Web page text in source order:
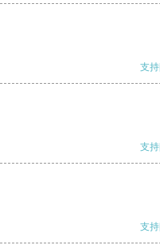
支持
支持
支持